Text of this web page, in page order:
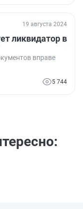
19 августа 2024
ликвидатор в
вправе
5 744